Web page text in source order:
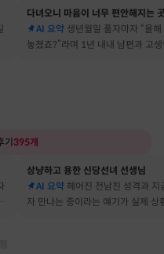
다녀오니 마음이 너무 편안해지는
AI 요약 생년월일 풀자마자 “올
놓쳤죠?”라며 1년 내내 남편과 고
기 395개
상냥하고 용한 신당선녀 선생님
AI 요약 헤어진 전남친 성격과 지
자 만나는 중이라는 얘기가 실제 상